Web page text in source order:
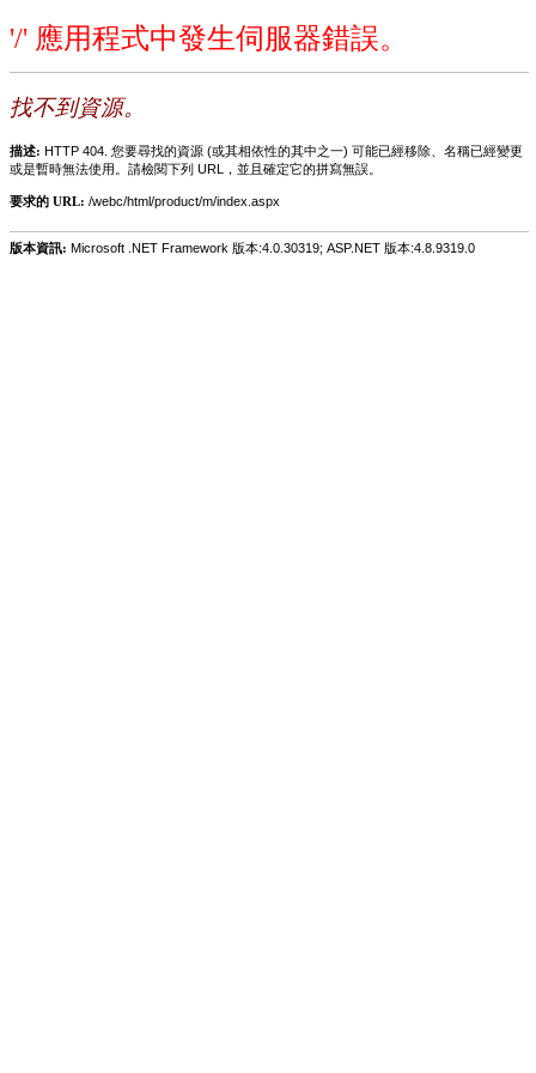
'/' 應用程式中發生伺服器錯誤。
找不到資源。
描述: HTTP 404. 您要尋找的資源 (或其相依性的其中之一) 可能已經移除、名稱已經變更
或是暫時無法使用。請檢閱下列 URL，並且確定它的拼寫無誤。
要求的 URL: /webc/html/product/m/index.aspx
版本資訊: Microsoft .NET Framework 版本:4.0.30319; ASP.NET 版本:4.8.9319.0